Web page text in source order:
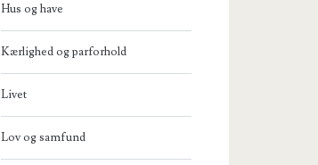
Hus og have
Kærlighed og parforhold
Livet
Lov og samfund